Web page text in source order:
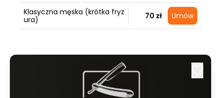
Klasyczna męska (krótka fryz
ura)
70 zł Umów